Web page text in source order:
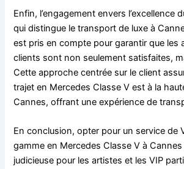
Enfin, l’engagement envers l’excellence
qui distingue le transport de luxe à
est pris en compte pour garantir que les
clients sont non seulement satisfaites,
Cette approche centrée sur le client
trajet en Mercedes Classe V est à la
Cannes, offrant une expérience de
En conclusion, opter pour un service de
gamme en Mercedes Classe V à
judicieuse pour les artistes et les VIP